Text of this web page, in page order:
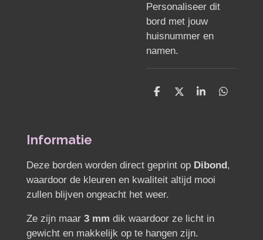
Personaliseer dit
bord met jouw
huisnummer en
namen.
D
D
S
D
Informatie
Deze borden worden direct geprint op Dibond,
waardoor de kleuren en kwaliteit altijd mooi
zullen blijven ongeacht het weer.
Ze zijn maar 3 mm dik waardoor ze licht in
gewicht en makkelijk op te hangen zijn.